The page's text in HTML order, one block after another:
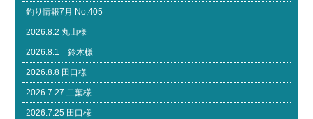
釣り情報7月 No,405
2026.8.2 丸山様
2026.8.1 鈴木様
2026.8.8 田口様
2026.7.27 二葉様
2026.7.25 田口様